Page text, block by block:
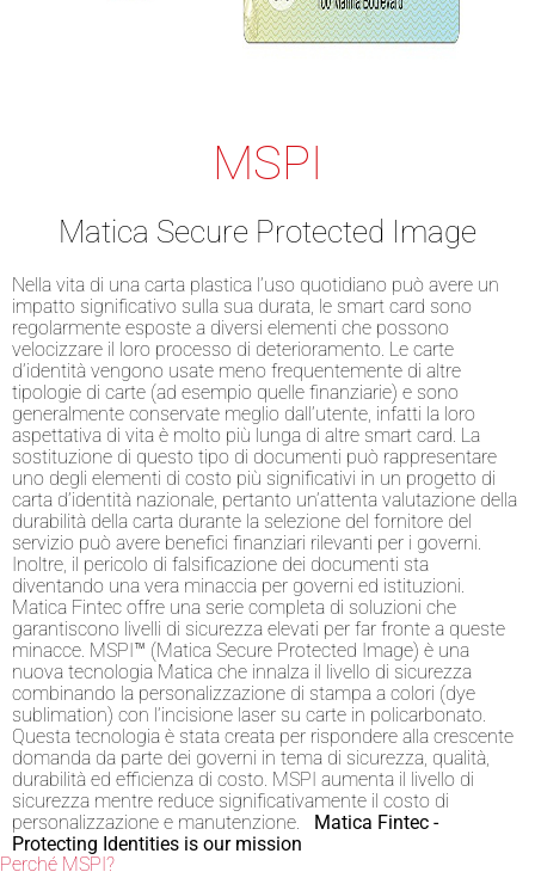
MSPI
Matica Secure Protected Image
Nella vita di una carta plastica l’uso quotidiano può avere un
impatto significativo sulla sua durata, le smart card sono
regolarmente esposte a diversi elementi che possono
velocizzare il loro processo di deterioramento. Le carte
d’identità vengono usate meno frequentemente di altre
tipologie di carte (ad esempio quelle finanziarie) e sono
generalmente conservate meglio dall’utente, infatti la loro
aspettativa di vita è molto più lunga di altre smart card. La
sostituzione di questo tipo di documenti può rappresentare
uno degli elementi di costo più significativi in un progetto di
carta d’identità nazionale, pertanto un’attenta valutazione della
durabilità della carta durante la selezione del fornitore del
servizio può avere benefici finanziari rilevanti per i governi.
Inoltre, il pericolo di falsificazione dei documenti sta
diventando una vera minaccia per governi ed istituzioni.
Matica Fintec offre una serie completa di soluzioni che
garantiscono livelli di sicurezza elevati per far fronte a queste
minacce. MSPI™ (Matica Secure Protected Image) è una
nuova tecnologia Matica che innalza il livello di sicurezza
combinando la personalizzazione di stampa a colori (dye
sublimation) con l’incisione laser su carte in policarbonato.
Questa tecnologia è stata creata per rispondere alla crescente
domanda da parte dei governi in tema di sicurezza, qualità,
durabilità ed efficienza di costo. MSPI aumenta il livello di
sicurezza mentre reduce significativamente il costo di
personalizzazione e manutenzione.
Matica Fintec -
Protecting Identities is our mission
Perché MSPI?